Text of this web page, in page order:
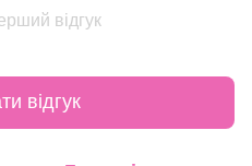
відгук
відгук